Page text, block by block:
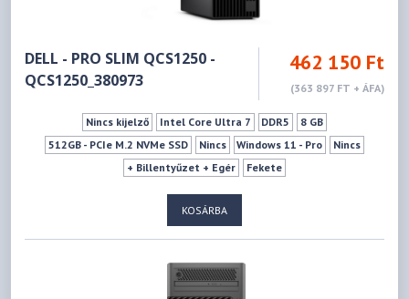
DELL - PRO SLIM QCS1250 -
QCS1250_380973
462 150 Ft
(363 897 FT + ÁFA)
Nincs kijelző Intel Core Ultra 7 DDR5
8 GB
512GB - PCIe M.2 NVMe SSD
Nincs Windows 11 - Pro
Nincs
+ Billentyűzet + Egér
Fekete
KOSÁRBA